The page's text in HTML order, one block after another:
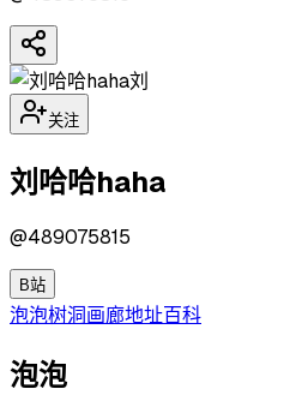
刘
关注
刘哈哈haha
@489075815
B站
泡泡树洞画廊地址百科
泡泡